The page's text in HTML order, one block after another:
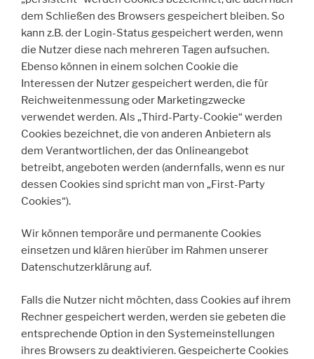
dem Schließen des Browsers gespeichert bleiben. So
kann z.B. der Login-Status gespeichert werden, wenn
die Nutzer diese nach mehreren Tagen aufsuchen.
Ebenso können in einem solchen Cookie die
Interessen der Nutzer gespeichert werden, die für
Reichweitenmessung oder Marketingzwecke
verwendet werden. Als „Third-Party-Cookie“ werden
Cookies bezeichnet, die von anderen Anbietern als
dem Verantwortlichen, der das Onlineangebot
betreibt, angeboten werden (andernfalls, wenn es nur
dessen Cookies sind spricht man von „First-Party
Cookies“).
Wir können temporäre und permanente Cookies
einsetzen und klären hierüber im Rahmen unserer
Datenschutzerklärung auf.
Falls die Nutzer nicht möchten, dass Cookies auf ihrem
Rechner gespeichert werden, werden sie gebeten die
entsprechende Option in den Systemeinstellungen
ihres Browsers zu deaktivieren. Gespeicherte Cookies